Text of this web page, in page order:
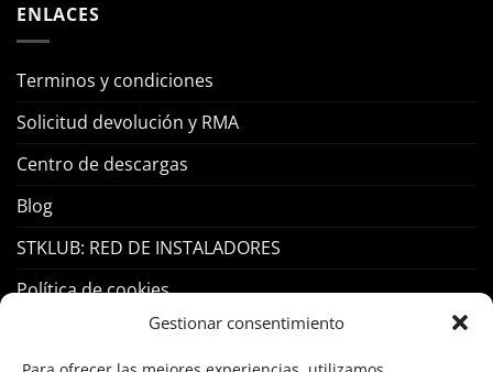
Gestionar consentimiento
ENLACES
Terminos y condiciones
Solicitud devolución y RMA
Centro de descargas
Blog
STKLUB: RED DE INSTALADORES
Política de cookies